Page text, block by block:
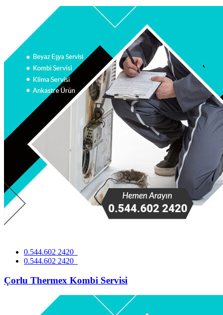
0.544.602 2420
0.544.602 2420
Çorlu Thermex Kombi Servisi